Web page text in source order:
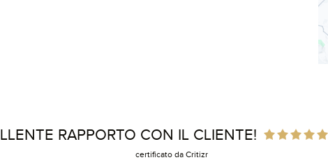
RAPPORTO CON IL CLIENTE!
certificato da Critizr